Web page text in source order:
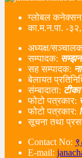
ग्लोबल कनेक्सन
का.म.न.पा. -
अध्यक्ष/
सम्पादक:
सह सम्पादक:
बेलायत
संम्बादाता: टीका
फोटो पत्रकार:
फोटो पत्रकार:
सूचना तथा
Contact No:
E-mail: